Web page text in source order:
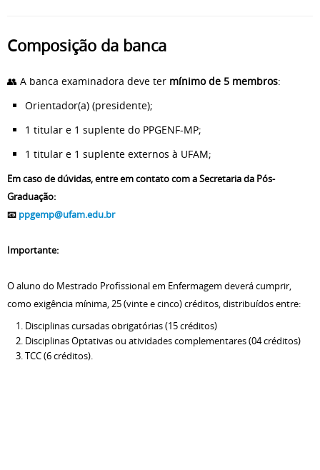
Composição da banca
👥 A banca examinadora deve ter mínimo de 5 membros:
Orientador(a) (presidente);
1 titular e 1 suplente do PPGENF-MP;
1 titular e 1 suplente externos à UFAM;
Em caso de dúvidas, entre em contato com a Secretaria da Pós-
Graduação:
📧 ppgemp@ufam.edu.br
Importante:
O aluno do Mestrado Profissional em Enfermagem deverá cumprir,
como exigência mínima, 25 (vinte e cinco) créditos, distribuídos entre:
Disciplinas cursadas obrigatórias (15 créditos)
Disciplinas Optativas ou atividades complementares (04 créditos)
TCC (6 créditos).